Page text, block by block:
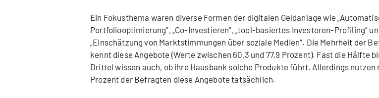
Ein Fokusthema waren diverse Formen der digitalen Geldanlage wie
Portfoliooptimierung“, „Co-Investieren“, „tool-basiertes Investoren-Profiling“
„Einschätzung von Marktstimmungen über soziale Medien“. Die Mehrheit der
kennt diese Angebote (Werte zwischen 60,3 und 77,9 Prozent). Fast die Hälfte
Drittel wissen auch, ob ihre Hausbank solche Produkte führt. Allerdings nutzen
Prozent der Befragten diese Angebote tatsächlich.